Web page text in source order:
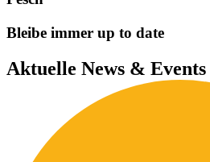
Bleibe immer up to date
Aktuelle News & Events